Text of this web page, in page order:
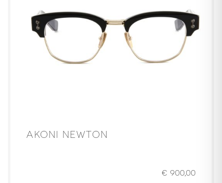
AKONI NEWTON
€ 900,00